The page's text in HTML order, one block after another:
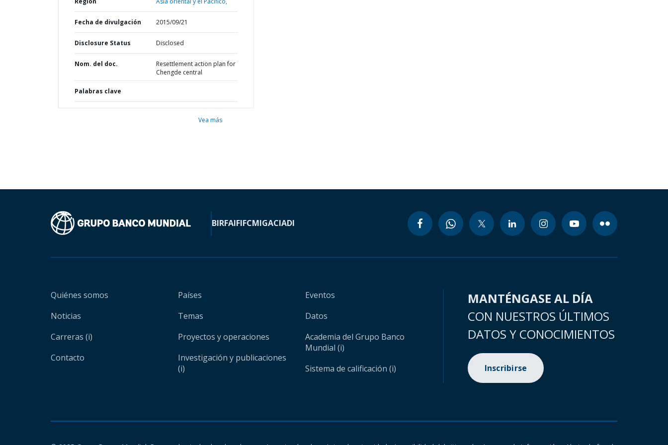
Fecha de divulgación 2015/09/21
Disclosure Status Disclosed
Nom. del doc.
Resettlement action plan for
Chengde central
Palabras clave
Vea más
BIRFAIFIFCMIGACIADI
Quiénes somos
Noticias
Carreras (i)
Contacto
Países
Temas
Proyectos y operaciones
Investigación y publicaciones
(i)
Eventos
Datos
Academia del Grupo Banco
Mundial (i)
Sistema de calificación (i)
MANTÉNGASE AL DÍA
CON NUESTROS ÚLTIMOS
DATOS Y CONOCIMIENTOS
Inscribirse